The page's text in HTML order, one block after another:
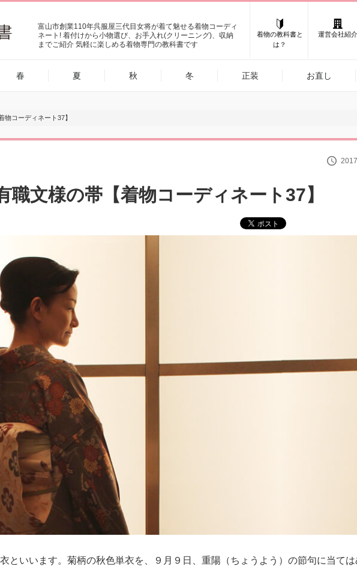
富山市創業110年呉服屋三代目女将が着て魅せる着物コーディ
ネート! 着付けから小物選び、お手入れ(クリーニング)、収納
までご紹介 気軽に楽しめる着物専門の教科書です
着物の教科書と
は？
運営会社紹介
春 夏 秋 冬 正装 お直し
物コーディネート37】
職文様の帯【着物コーディネート37】
といいます。菊柄の秋色単衣を、９月９日、重陽（ちょうよう）の節句に当て